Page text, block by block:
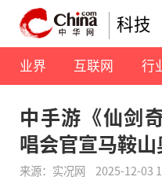
科技
业界 互联网 行
中手游《仙剑
唱会官宣马鞍
来源：实况网 2025-12-03